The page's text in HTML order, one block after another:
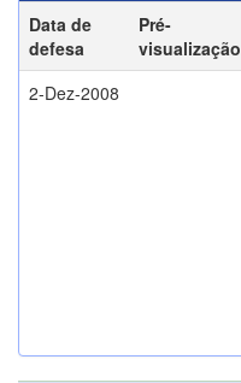
Data de
defesa
Pré-
visualização
2-Dez-2008